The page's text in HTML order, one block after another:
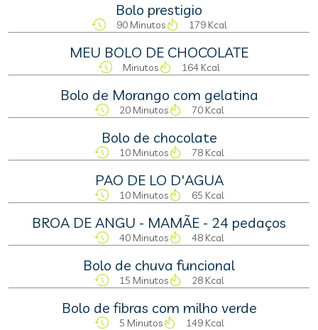
Bolo prestigio
90 Minutos 179 Kcal
MEU BOLO DE CHOCOLATE
Minutos 164 Kcal
Bolo de Morango com gelatina
20 Minutos 70 Kcal
Bolo de chocolate
10 Minutos 78 Kcal
PAO DE LO D'AGUA
10 Minutos 65 Kcal
BROA DE ANGU - MAMÃE - 24 pedaços
40 Minutos 48 Kcal
Bolo de chuva funcional
15 Minutos 28 Kcal
Bolo de fibras com milho verde
5 Minutos 149 Kcal